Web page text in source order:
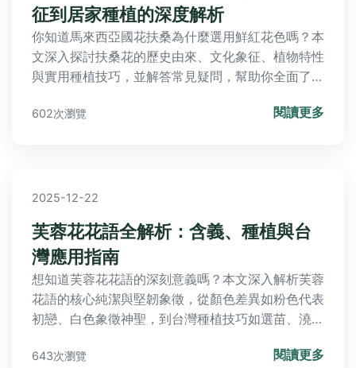
征到居家種植的深度解析
你知道馬來西亞國花扶桑為什麼選用鮮紅花色嗎？本
文深入探討扶桑花的歷史由來、文化象征、植物特性
與實用種植技巧，並解答常見疑問，幫助你全面了解
602次瀏覽 閱讀更多
2025-12-22
芙蓉花花語全解析：含義、種植與台
灣應用指南
想知道芙蓉花花語的深刻意義嗎？本文深入解析芙蓉
花語的核心純潔與堅韌象徵，從顏色差異如粉色代表
初戀、白色象徵神聖，到台灣種植技巧如選苗、澆水
灣賞花景點如台南白河蓮花公園和台北植物園，以及
643次瀏覽 閱讀更多